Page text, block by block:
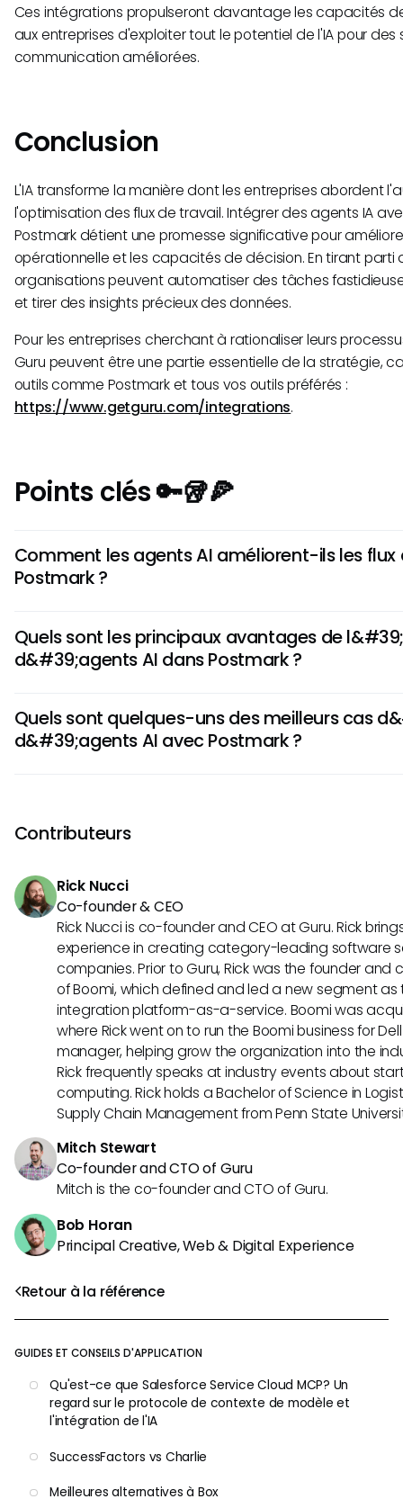
Retour à la référence
GUIDES ET CONSEILS D'APPLICATION
Qu'est-ce que Salesforce Service Cloud MCP? Un
regard sur le protocole de contexte de modèle et
l'intégration de l'IA
SuccessFactors vs Charlie
Meilleures alternatives à Box
Ces intégrations propulseront davantage les capacités
aux entreprises d'exploiter tout le potentiel de l'IA pour
communication améliorées.
Conclusion
L'IA transforme la manière dont les entreprises abordent
l'optimisation des flux de travail. Intégrer des agents IA
Postmark détient une promesse significative pour
opérationnelle et les capacités de décision. En tirant parti
organisations peuvent automatiser des tâches
et tirer des insights précieux des données.
Pour les entreprises cherchant à rationaliser leurs
Guru peuvent être une partie essentielle de la stratégie,
outils comme Postmark et tous vos outils préférés :
https://www.getguru.com/integrations.
Points clés 🔑🥡🍕
Comment les agents AI améliorent-ils les flux
Postmark ?
telles que les interactions clientélisées, l'ordonnancement
la génération automatique de réponse. En utilisant la
Quels sont les principaux avantages de
d&#39;agents AI dans Postmark ?
meilleure livraison de courrier, une meilleure engagement
contenu personnalisé, une plus grande efficacité dans la
Quels sont quelques-uns des meilleurs cas
d&#39;agents AI avec Postmark ?
l'automatisation des réponses de courrier aux
l'optimisation du contenu du courrier pour un meilleure
Contributeurs
Rick Nucci
Co-founder & CEO
Rick Nucci is co-founder and CEO at Guru. Rick
experience in creating category-leading software
companies. Prior to Guru, Rick was the founder
of Boomi, which defined and led a new segment
integration platform-as-a-service. Boomi was
where Rick went on to run the Boomi business for
manager, helping grow the organization into the
Rick frequently speaks at industry events about
computing. Rick holds a Bachelor of Science in
Supply Chain Management from Penn State
Mitch Stewart
Co-founder and CTO of Guru
Mitch is the co-founder and CTO of Guru.
Bob Horan
Principal Creative, Web & Digital Experience